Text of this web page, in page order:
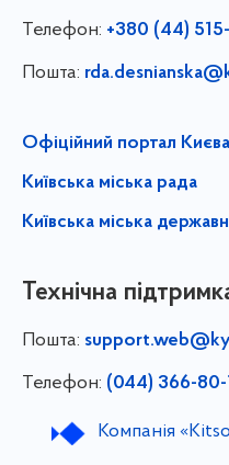
Телефон: +380 (44)
Пошта:
Офіційний портал Києва
Київська міська рада
Київська міська
Технічна
Пошта:
Телефон: (044) 366-80-
Компанія